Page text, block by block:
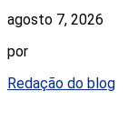
agosto 7, 2026
por
Redação do blog